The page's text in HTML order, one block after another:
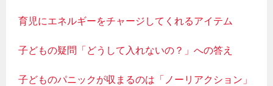
育児にエネルギーをチャージしてくれるアイテム
子どもの疑問「どうして入れないの？」への答え
子どものパニックが収まるのは「ノーリアクション」